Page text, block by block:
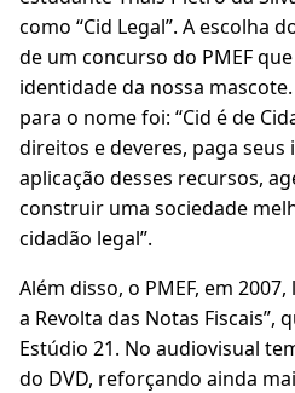
como “Cid Legal”. A escolha
de um concurso do PMEF
identidade da nossa
para o nome foi: “Cid é de
direitos e deveres, paga seus
aplicação desses recursos,
construir uma sociedade
cidadão legal”.
Além disso, o PMEF, em
a Revolta das Notas Fiscais”,
Estúdio 21. No audiovisual
do DVD, reforçando ainda